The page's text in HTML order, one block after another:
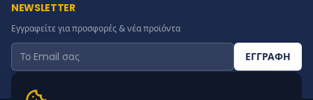
NEWSLETTER
Εγγραφείτε για προσφορές & νέα προϊόντα
ΕΓΓΡΑΦΗ